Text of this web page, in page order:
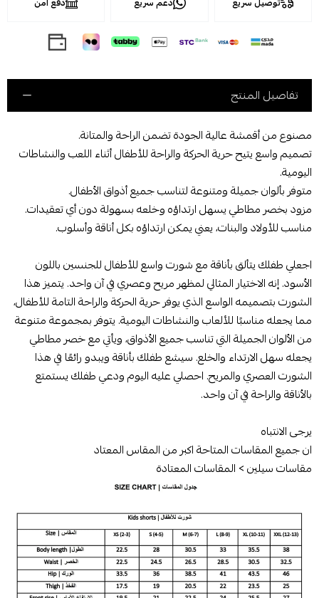
تفاصيل المنتج
مصنوع من أقمشة عالية الجودة تضمن الراحة والمتانة.
تصميم واسع يتيح حرية الحركة والراحة للأطفال أثناء اللعب والنشاطات
اليومية.
متوفر بألوان جميلة ومتنوعة لتناسب جميع أذواق الأطفال.
مزود بخصر مطاطي يسهل ارتداؤه وخلعه بسهولة دون أي تعقيدات.
مناسب للأولاد والبنات، يعني يمكن ارتداؤه بكل أناقة وأسلوب.
اجعلي طفلك يتألق بأناقة مع شورت واسع للأطفال للجنسين باللون
الأسود. إنه الاختيار المثالي لمظهر مريح وعصري في آن واحد. يتميز هذا
الشورت بتصميمه الواسع الذي يوفر حرية الحركة والراحة التامة للأطفال،
مما يجعله مناسبًا للألعاب والنشاطات اليومية. يتوفر بمجموعة متنوعة
من الألوان الجميلة التي تناسب جميع الأذواق، ويأتي مع خصر مطاطي
يجعله سهل الارتداء والخلع. سيشع طفلك بأناقة ويبدو رائعًا في هذا
الشورت العصري والمريح. احصلي عليه اليوم ودعي طفلك يستمتع
بالأناقة والراحة في آن واحد.
يرجى الانتباه
ان جميع المقاسات المتاحة اكبر من المقاس المعتاد
مقاسات سيلين > المقاسات المعتادة